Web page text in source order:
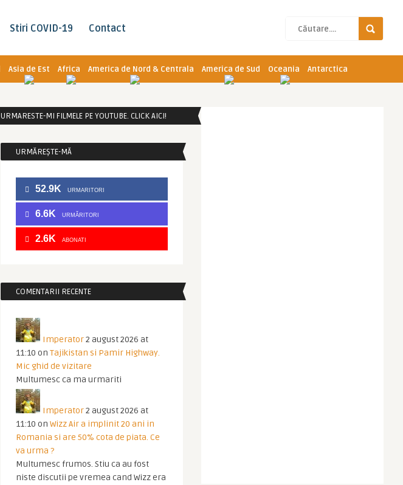
Stiri COVID-19 Contact
Asia de Est Africa America de Nord & Centrala America de Sud Oceania Antarctica
URMARESTE-MI FILMELE PE YOUTUBE. CLICK AICI!
URMĂREȘTE-MĂ
52.9K URMARITORI
6.6K URMĂRITORI
2.6K ABONATI
COMENTARII RECENTE
Imperator2 august 2026 at
11:10 on Tajikistan si Pamir Highway.
Mic ghid de vizitare
Multumesc ca ma urmariti
Imperator2 august 2026 at
11:10 on Wizz Air a implinit 20 ani in
Romania si are 50% cota de piata. Ce
va urma ?
Multumesc frumos. Stiu ca au fost
niste discutii pe vremea cand Wizz era